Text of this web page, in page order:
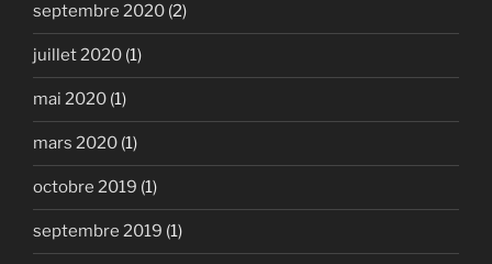
septembre 2020 (2)
juillet 2020 (1)
mai 2020 (1)
mars 2020 (1)
octobre 2019 (1)
septembre 2019 (1)